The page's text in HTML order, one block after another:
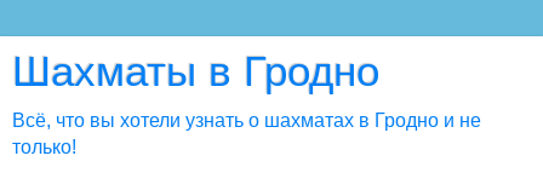
Шахматы в Гродно
Всё, что вы хотели узнать о шахматах в Гродно и не
только!